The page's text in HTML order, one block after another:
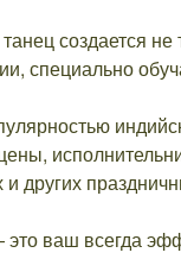
создается
специально
и других
ваш всегда